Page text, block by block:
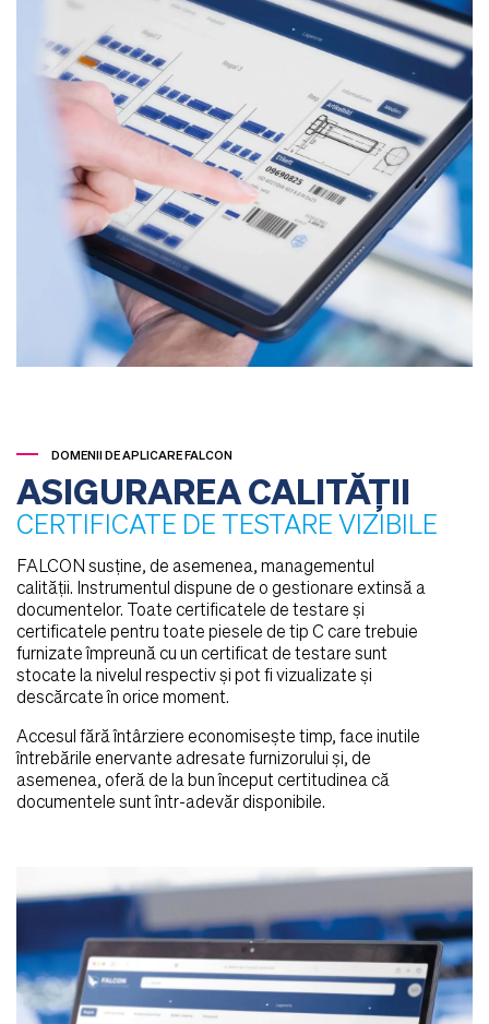
DOMENII DE APLICARE FALCON
ASIGURAREA CALITĂȚII
CERTIFICATE DE TESTARE VIZIBILE
FALCON susține, de asemenea, managementul
calității. Instrumentul dispune de o gestionare extinsă a
documentelor. Toate certificatele de testare și
certificatele pentru toate piesele de tip C care trebuie
furnizate împreună cu un certificat de testare sunt
stocate la nivelul respectiv și pot fi vizualizate și
descărcate în orice moment.
Accesul fără întârziere economisește timp, face inutile
întrebările enervante adresate furnizorului și, de
asemenea, oferă de la bun început certitudinea că
documentele sunt într-adevăr disponibile.